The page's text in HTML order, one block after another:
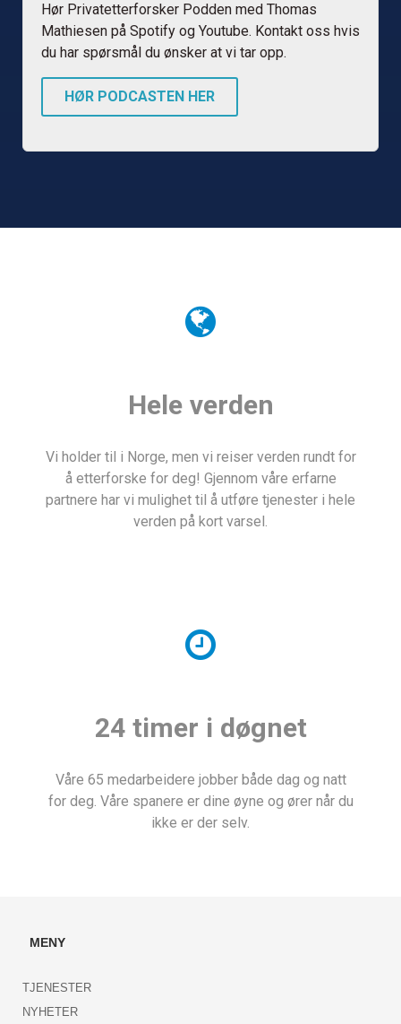
Hør Privatetterforsker Podden med Thomas
Mathiesen på Spotify og Youtube. Kontakt oss hvis
du har spørsmål du ønsker at vi tar opp.
HØR PODCASTEN HER
Hele verden
Vi holder til i Norge, men vi reiser verden rundt for
å etterforske for deg! Gjennom våre erfarne
partnere har vi mulighet til å utføre tjenester i hele
verden på kort varsel.
24 timer i døgnet
Våre 65 medarbeidere jobber både dag og natt
for deg. Våre spanere er dine øyne og ører når du
ikke er der selv.
MENY
TJENESTER
NYHETER